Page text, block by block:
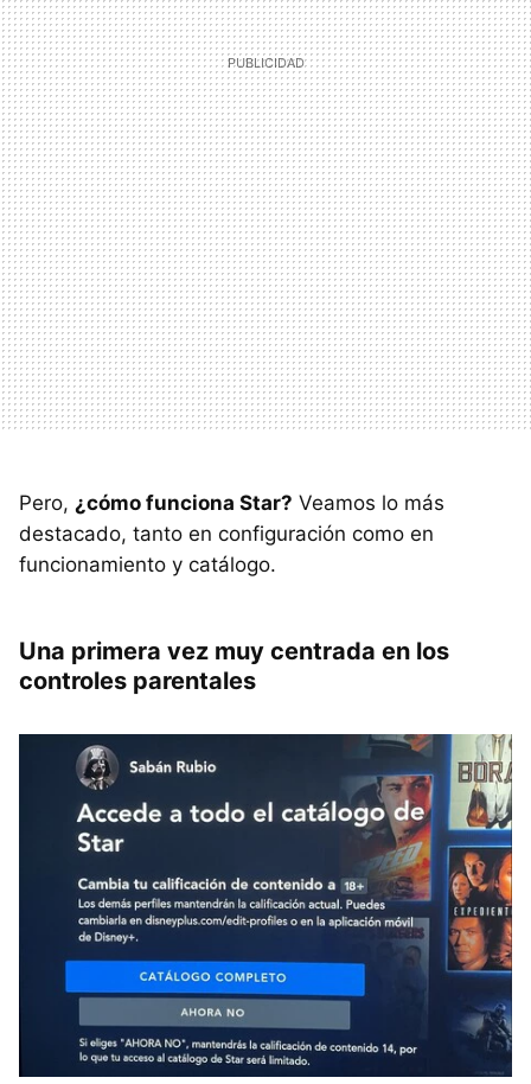
Pero, ¿cómo funciona Star? Veamos lo más
destacado, tanto en configuración como en
funcionamiento y catálogo.
Una primera vez muy centrada en los
controles parentales